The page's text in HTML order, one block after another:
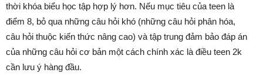
thời khóa biểu học tập hợp lý hơn. Nếu mục tiêu của teen là
điểm 8, bỏ qua những câu hỏi khó (những câu hỏi phân hóa,
câu hỏi thuộc kiến thức nâng cao) và tập trung đảm bảo đáp án
của những câu hỏi cơ bản một cách chính xác là điều teen 2k
cần lưu ý hàng đầu.